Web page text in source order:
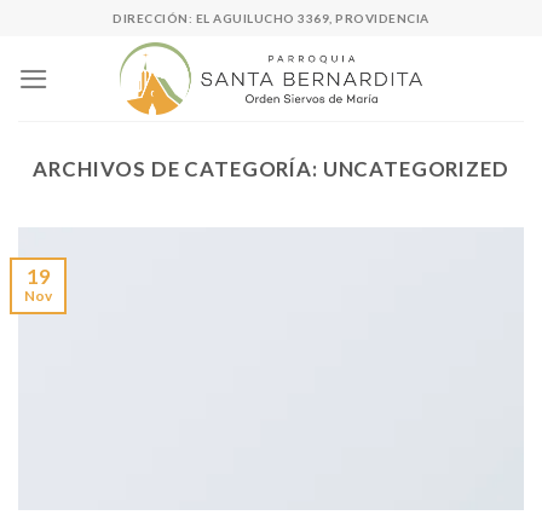
content
DIRECCIÓN: EL AGUILUCHO 3369, PROVIDENCIA
ARCHIVOS DE CATEGORÍA: UNCATEGORIZED
19
Nov